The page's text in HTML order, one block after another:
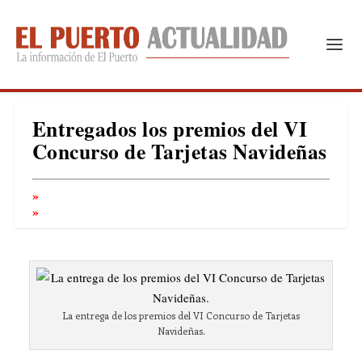
Entregados los premios del VI
Concurso de Tarjetas Navideñas
La entrega de los premios del VI Concurso de Tarjetas
Navideñas.